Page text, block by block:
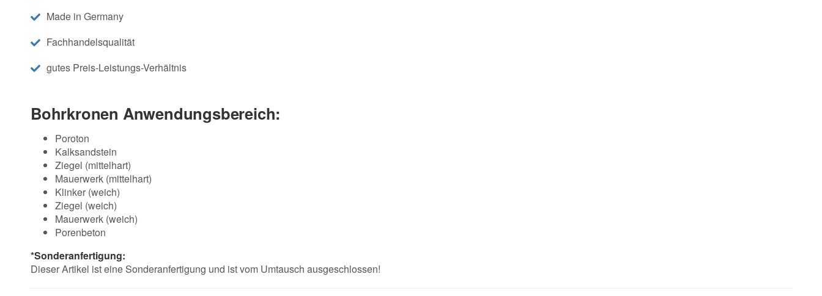
Made in Germany
Fachhandelsqualität
gutes Preis-Leistungs-Verhältnis
Bohrkronen Anwendungsbereich:
Poroton
Kalksandstein
Ziegel (mittelhart)
Mauerwerk (mittelhart)
Klinker (weich)
Ziegel (weich)
Mauerwerk (weich)
Porenbeton
*Sonderanfertigung:
Dieser Artikel ist eine Sonderanfertigung und ist vom Umtausch ausgeschlossen!